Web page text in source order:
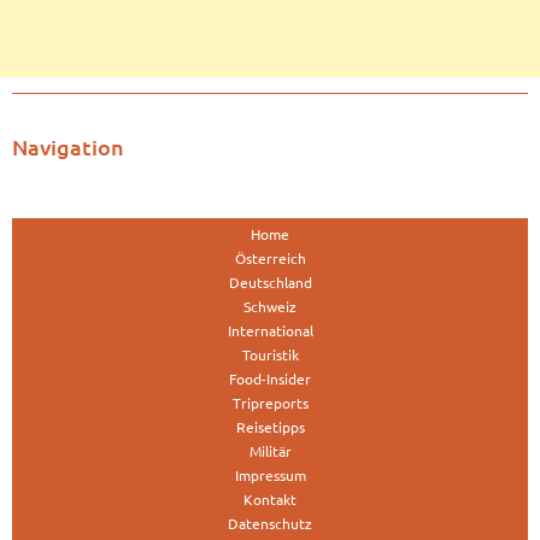
Navigation
Home
Österreich
Deutschland
Schweiz
International
Touristik
Food-Insider
Tripreports
Reisetipps
Militär
Impressum
Kontakt
Datenschutz